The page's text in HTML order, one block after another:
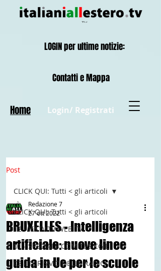
Login/ Registrati
Contatti e Mappa
Home
LOGIN per ultime notizie:
Post
CLICK QUI: Tutti < gli articoli
12 - IESTV.TV WEB TV
01 - SPECIALE COMITES CGIE
02 - TURISMO DELLE RADICI
CLICK QUI: Tutti < gli articoli
BRUXELLES - Intelligenza
artificiale: nuove linee
guida in Ue per le scuole
Redazione 7
27 ott 2022